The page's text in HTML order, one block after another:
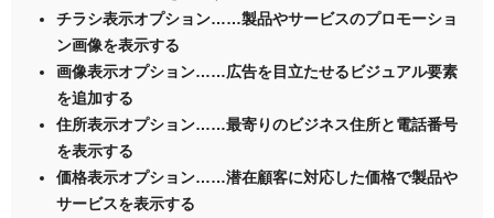
チラシ表示オプション……製品やサービスのプロモーショ
ン画像を表示する
画像表示オプション……広告を目立たせるビジュアル要素
を追加する
住所表示オプション……最寄りのビジネス住所と電話番号
を表示する
価格表示オプション……潜在顧客に対応した価格で製品や
サービスを表示する